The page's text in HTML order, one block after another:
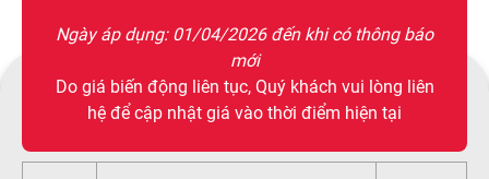
Ngày áp dụng: 01/04/2026đến khi có thông báo
mới
Do giá biến động liên tục, Quý khách vui lòng liên
hệ để cập nhật giá vào thời điểm hiện tại